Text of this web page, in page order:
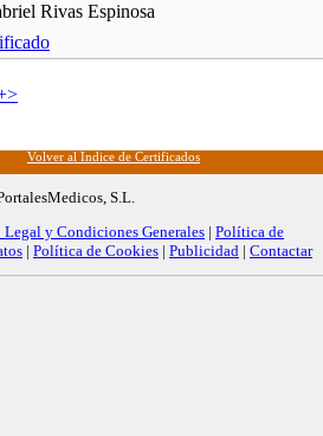
Rivas Espinosa
Volver al Índice de Certificados
S.L.
Legal y Condiciones Generales | Política de
| Política de Cookies | Publicidad | Contactar